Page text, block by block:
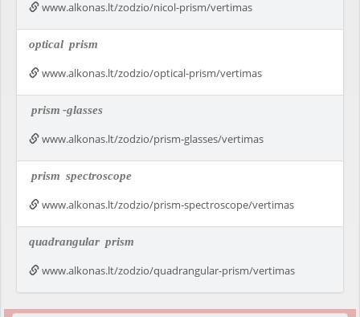
www.alkonas.lt/zodzio/nicol-prism/vertimas
optical prism
www.alkonas.lt/zodzio/optical-prism/vertimas
prism -glasses
www.alkonas.lt/zodzio/prism-glasses/vertimas
prism spectroscope
www.alkonas.lt/zodzio/prism-spectroscope/vertimas
quadrangular prism
www.alkonas.lt/zodzio/quadrangular-prism/vertimas